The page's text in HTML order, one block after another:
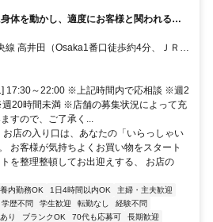
体を動かし、適度にお客様と関われる、
業務はありません！
高井田（Osaka1番口徒歩約4分、ＪＲお
約5分、OsakaMetro中央線 深江橋エレベ
中央線「高井田駅」より徒歩4分
央駅」より徒歩3分
17:30～22:00 ※上記時間内で応相談 ※週2
20時間未満 ※店舗の募集状況によって充
すので、ご了承く...
店の入り口は、あなたの「いらっしゃい
お客様が気持ちよくお買い物をスタート
を整理整頓してお出迎えする、 お店の
内勤務OK 1日4時間以内OK
主婦・主夫歓迎
学歴不問 学生歓迎 転勤なし
経験不問
り ブランクOK 70代も応募可
長期歓迎